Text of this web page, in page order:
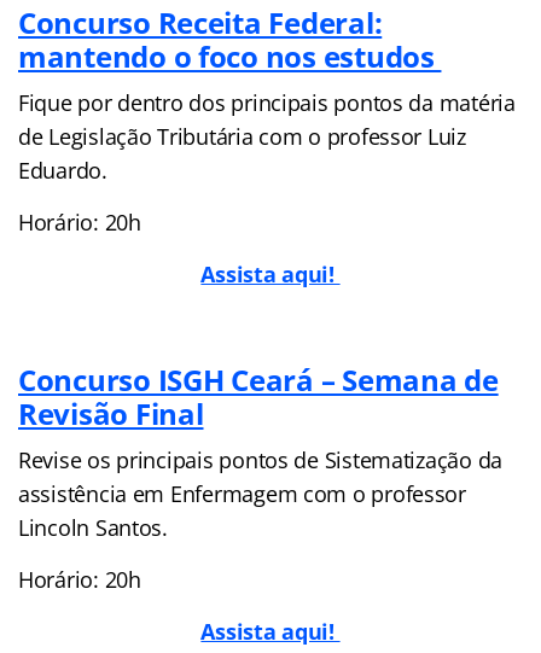
Concurso Receita Federal:
mantendo o foco nos estudos
Fique por dentro dos principais pontos da matéria
de Legislação Tributária com o professor Luiz
Eduardo.
Horário: 20h
Assista aqui!
Concurso ISGH Ceará – Semana de
Revisão Final
Revise os principais pontos de Sistematização da
assistência em Enfermagem com o professor
Lincoln Santos.
Horário: 20h
Assista aqui!